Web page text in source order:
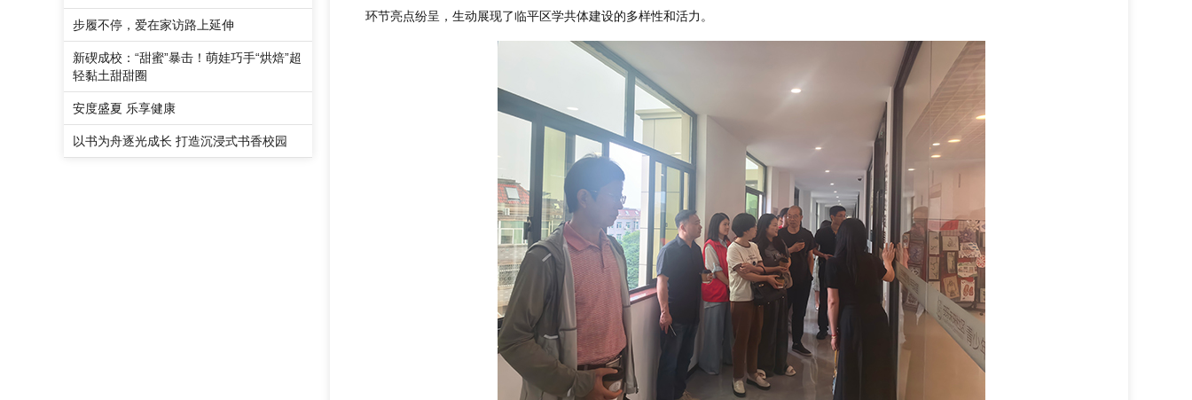
步履不停，爱在家访路上延伸
新碶成校：“甜蜜”暴击！萌娃巧手“烘焙”超
轻黏土甜甜圈
安度盛夏 乐享健康
以书为舟逐光成长 打造沉浸式书香校园
环节亮点纷呈，生动展现了临平区学共体建设的多样性和活力。